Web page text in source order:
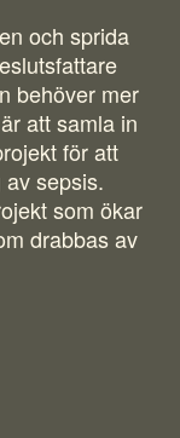
och sprida
behöver mer
att samla in
för att
sepsis.
som ökar
drabbas av